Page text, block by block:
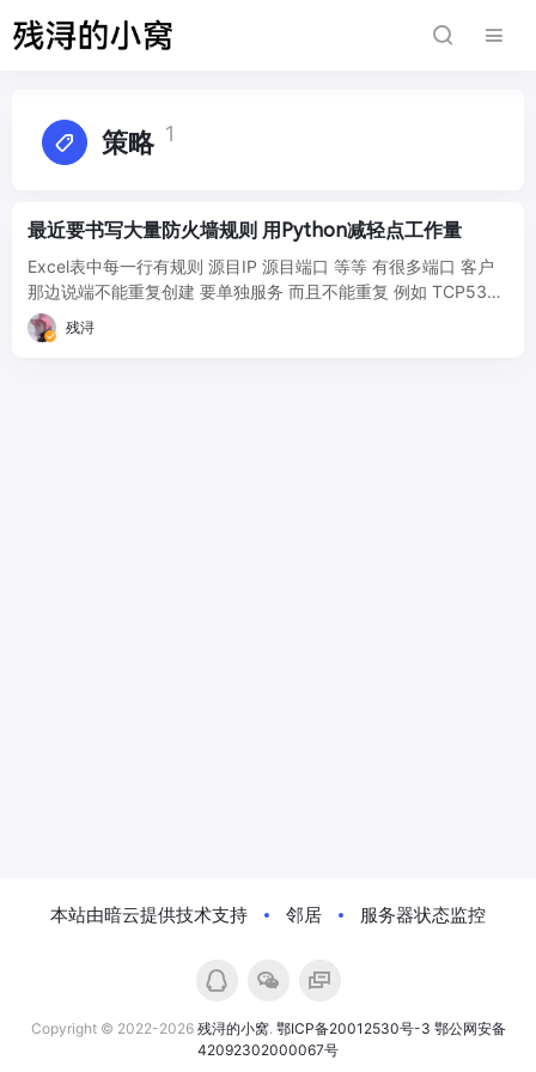
策略 1
最近要书写大量防火墙规则 用Python减轻点工作量
Excel表中每一行有规则 源目IP 源目端口 等等 有很多端口 客户
那边说端不能重复创建 要单独服务 而且不能重复 例如 TCP53
UDP53 然后单独引用 我 ...
残浔
本站由暗云提供技术支持 邻居 服务器状态监控
Copyright © 2022-2026 残浔的小窝. 鄂ICP备20012530号-3 鄂公网安备
42092302000067号